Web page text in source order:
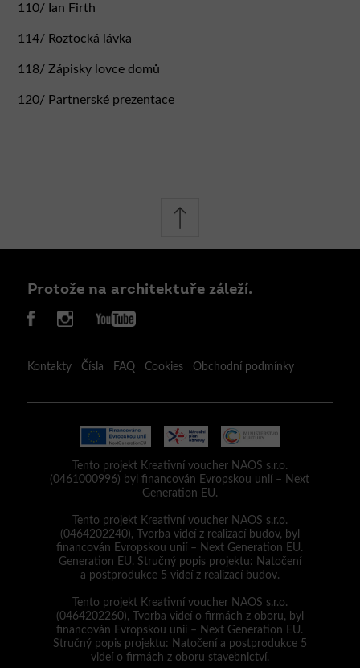
110/ Ian Firth
114/ Roztocká lávka
118/ Zápisky lovce domů
120/ Partnerské prezentace
Protože na architektuře záleží.
Kontakty Čísla FAQ Cookies Obchodní podmínky
Tento projekt Kreativní voucher NAOS s.r.o.
(0461000996) byl financován Evropskou unií – Next
Generation EU.
Tento projekt Kreativní voucher NAOS s.r.o.
(0464202240), Tvorba videí z realizací budov, byl
financován Evropskou unií – Next Generation EU.
Generation EU. Stručný popis projektu: Natočení
a postprodukce 5 videí z realizací budov.
Tento projekt Kreativní voucher NAOS s.r.o.
(0464202260), Tvorba videí o firmách z oboru, byl
financován Evropskou unií – Next Generation EU.
Stručný popis projektu: Natočení a postprodukce 5
videí o firmách z oboru stavebnictví.